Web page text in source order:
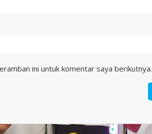
ini untuk komentar saya berikutnya.